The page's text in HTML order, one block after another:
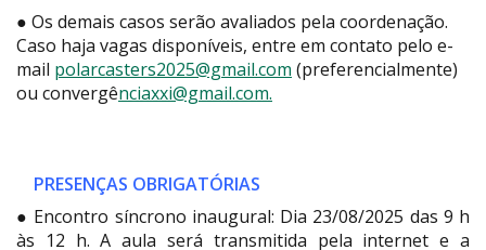
● Os demais casos serão avaliados pela coordenação.
Caso haja vagas disponíveis, entre em contato pelo e-
mail polarcasters2025@gmail.com (preferencialmente)
ou convergênciaxxi@gmail.com.
PRESENÇAS OBRIGATÓRIAS
● Encontro síncrono inaugural: Dia 23/08/2025 das 9 h
às 12 h. A aula será transmitida pela internet e a